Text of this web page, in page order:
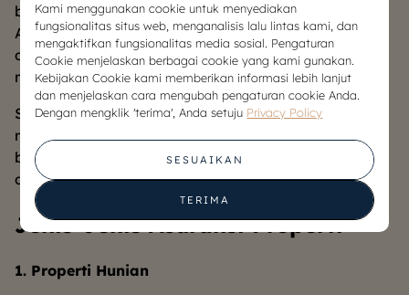
bencana alam seperti gempa bumi atau banjir.
Artinya, perlindungan tidak hanya berlaku pada
dinding dan atap rumah, tetapi juga seluruh isi yang
memiliki nilai ekonomi.
Selain itu, asuransi bisa menjadi syarat saat
mengajukanKredit Pemilikan Rumah (KPR). Banyak
bank mewajibkan asuransi properti sebagai bagian
dari perlindungan jaminan kredit.
Jenis-Jenis Asuransi Properti
1. Properti Hunian
Kami menggunakan cookie untuk menyediakan
fungsionalitas situs web, menganalisis lalu lintas kami, dan
mengaktifkan fungsionalitas media sosial. Pengaturan
Cookie menjelaskan berbagai cookie yang kami gunakan.
Kebijakan Cookie kami memberikan informasi lebih lanjut
dan menjelaskan cara mengubah pengaturan cookie Anda.
Dengan mengklik 'terima', Anda setuju Privacy Policy
SESUAIKAN
TERIMA